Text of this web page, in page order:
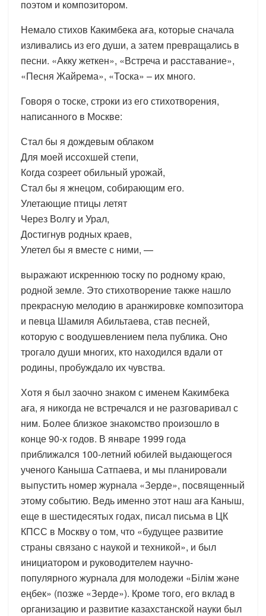
поэтом и композитором.
Немало стихов Какимбека аға, которые сначала
изливались из его души, а затем превращались в
песни. «Акку жеткен», «Встреча и расставание»,
«Песня Жайрема», «Тоска» – их много.
Говоря о тоске, строки из его стихотворения,
написанного в Москве:
Стал бы я дождевым облаком
Для моей иссохшей степи,
Когда созреет обильный урожай,
Стал бы я жнецом, собирающим его.
Улетающие птицы летят
Через Волгу и Урал,
Достигнув родных краев,
Улетел бы я вместе с ними, —
выражают искреннюю тоску по родному краю,
родной земле. Это стихотворение также нашло
прекрасную мелодию в аранжировке композитора
и певца Шамиля Абильтаева, став песней,
которую с воодушевлением пела публика. Оно
трогало души многих, кто находился вдали от
родины, пробуждало их чувства.
Хотя я был заочно знаком с именем Какимбека
аға, я никогда не встречался и не разговаривал с
ним. Более близкое знакомство произошло в
конце 90-х годов. В январе 1999 года
приближался 100-летний юбилей выдающегося
ученого Каныша Сатпаева, и мы планировали
выпустить номер журнала «Зерде», посвященный
этому событию. Ведь именно этот наш аға Каныш,
еще в шестидесятых годах, писал письма в ЦК
КПСС в Москву о том, что «будущее развитие
страны связано с наукой и техникой», и был
инициатором и руководителем научно-
популярного журнала для молодежи «Білім және
еңбек» (позже «Зерде»). Кроме того, его вклад в
организацию и развитие казахстанской науки был